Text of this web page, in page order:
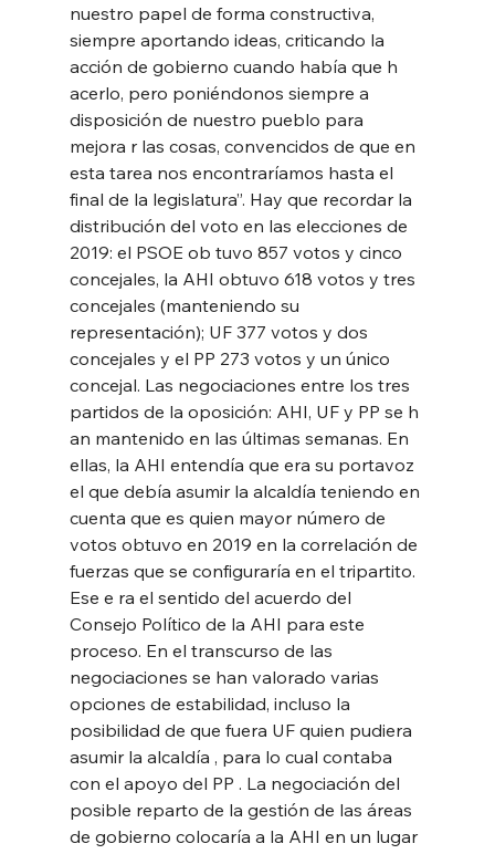
nuestro papel de forma constructiva,
siempre aportando ideas, criticando la
acción de gobierno cuando había que h
acerlo, pero poniéndonos siempre a
disposición de nuestro pueblo para
mejora r las cosas, convencidos de que en
esta tarea nos encontraríamos hasta el
final de la legislatura”. Hay que recordar la
distribución del voto en las elecciones de
2019: el PSOE ob tuvo 857 votos y cinco
concejales, la AHI obtuvo 618 votos y tres
concejales (manteniendo su
representación); UF 377 votos y dos
concejales y el PP 273 votos y un único
concejal. Las negociaciones entre los tres
partidos de la oposición: AHI, UF y PP se h
an mantenido en las últimas semanas. En
ellas, la AHI entendía que era su portavoz
el que debía asumir la alcaldía teniendo en
cuenta que es quien mayor número de
votos obtuvo en 2019 en la correlación de
fuerzas que se configuraría en el tripartito.
Ese e ra el sentido del acuerdo del
Consejo Político de la AHI para este
proceso. En el transcurso de las
negociaciones se han valorado varias
opciones de estabilidad, incluso la
posibilidad de que fuera UF quien pudiera
asumir la alcaldía , para lo cual contaba
con el apoyo del PP . La negociación del
posible reparto de la gestión de las áreas
de gobierno colocaría a la AHI en un lugar